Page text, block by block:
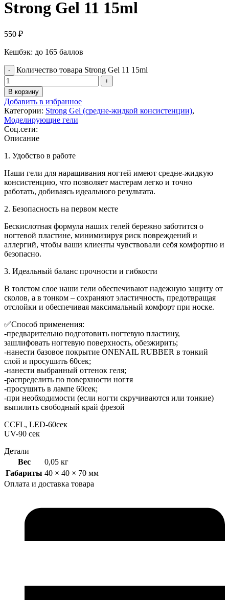
Strong Gel 11 15ml
550 ₽
Кешбэк: до 165 баллов
Количество товара Strong Gel 11 15ml
В корзину
Добавить в избранное
Категории: Strong Gel (средне-жидкой консистенции),
Моделирующие гели
Соц.сети:
Описание
1. Удобство в работе
Наши гели для наращивания ногтей имеют средне-жидкую
консистенцию, что позволяет мастерам легко и точно
работать, добиваясь идеального результата.
2. Безопасность на первом месте
Бескислотная формула наших гелей бережно заботится о
ногтевой пластине, минимизируя риск повреждений и
аллергий, чтобы ваши клиенты чувствовали себя комфортно и
безопасно.
3. Идеальный баланс прочности и гибкости
В толстом слое наши гели обеспечивают надежную защиту от
сколов, а в тонком – сохраняют эластичность, предотвращая
отслойки и обеспечивая максимальный комфорт при носке.
✅Способ применения:
-предварительно подготовить ногтевую пластину,
зашлифовать ногтевую поверхность, обезжирить;
-нанести базовое покрытие ONENAIL RUBBER в тонкий
слой и просушить 60сек;
-нанести выбранный оттенок геля;
-распределить по поверхности ногтя
-просушить в лампе 60сек;
-при необходимости (если ногти скручиваются или тонкие)
выпилить свободный край фрезой
CCFL, LED-60сек
UV-90 сек
Детали
Вес
0,05 кг
Габариты 40 × 40 × 70 мм
Оплата и доставка товара